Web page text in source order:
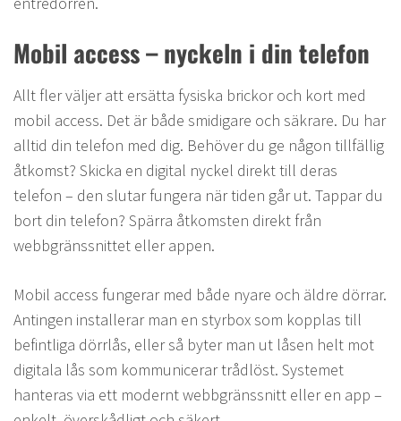
Mobil access – nyckeln i din telefon
Allt fler väljer att ersätta fysiska brickor och kort med
mobil access. Det är både smidigare och säkrare. Du har
alltid din telefon med dig. Behöver du ge någon tillfällig
åtkomst? Skicka en digital nyckel direkt till deras
telefon – den slutar fungera när tiden går ut. Tappar du
bort din telefon? Spärra åtkomsten direkt från
webbgränssnittet eller appen.
Mobil access fungerar med både nyare och äldre dörrar.
Antingen installerar man en styrbox som kopplas till
befintliga dörrlås, eller så byter man ut låsen helt mot
digitala lås som kommunicerar trådlöst. Systemet
hanteras via ett modernt webbgränssnitt eller en app –